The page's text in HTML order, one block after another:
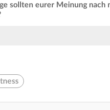
sollten eurer Meinung